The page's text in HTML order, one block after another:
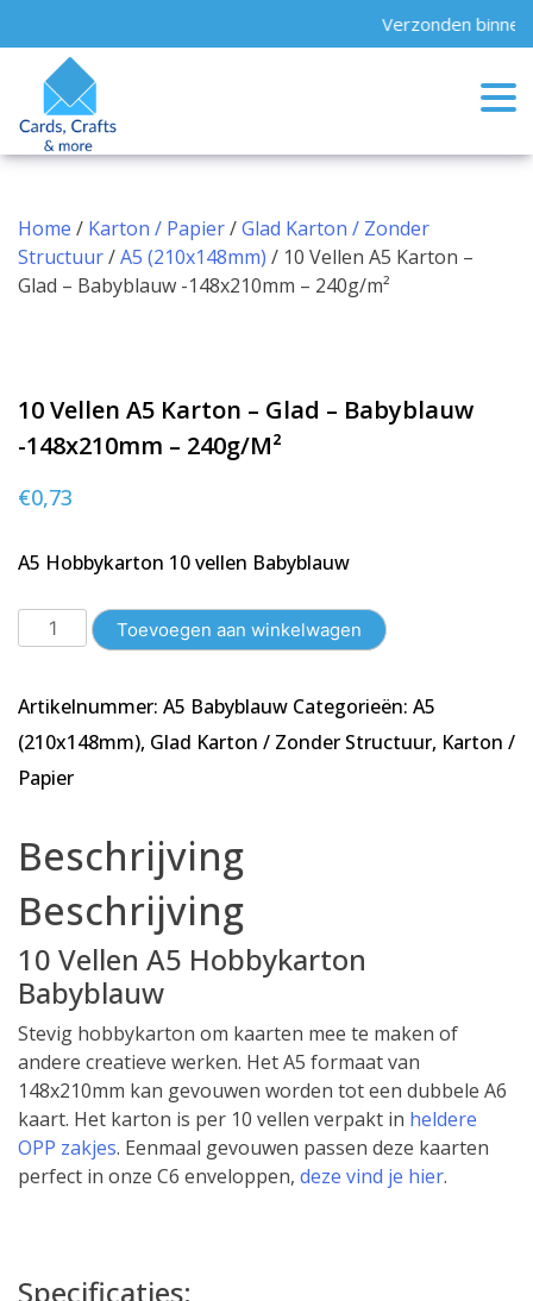
to
content
Verzonden binnen
Home / Karton / Papier/Glad Karton / Zonder
Structuur/A5 (210x148mm) / 10 Vellen A5 Karton –
Glad – Babyblauw -148x210mm – 240g/m²
10 Vellen A5 Karton – Glad – Babyblauw
-148x210mm – 240g/m²
€0,73
A5 Hobbykarton 10 vellen Babyblauw
Vellen
Karton
-
Glad
-
-148x210mm
-
240g/m²
Toevoegen aan winkelwagen
Artikelnummer: A5 Babyblauw Categorieën: A5
(210x148mm), Glad Karton / Zonder Structuur, Karton /
Papier
Beschrijving
Beschrijving
10 Vellen A5 Hobbykarton
Babyblauw
Stevig hobbykarton om kaarten mee te maken of
andere creatieve werken. Het A5 formaat van
148x210mm kan gevouwen worden tot een dubbele A6
kaart. Het karton is per 10 vellen verpakt in heldere
OPP zakjes. Eenmaal gevouwen passen deze kaarten
perfect in onze C6 enveloppen, deze vind je hier.
Specificaties: